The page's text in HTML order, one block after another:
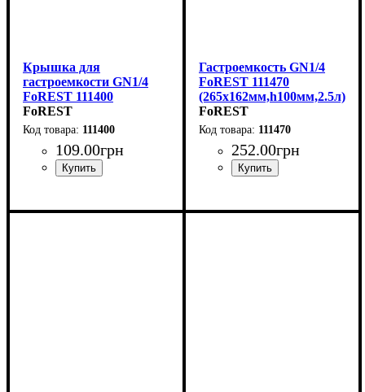
Крышка для
гастроемкости GN1/4
FoREST 111400
(265х162мм)
FoREST
111400
109.00грн
Гастроемкость GN1/4
FoREST 111470
(265х162мм,h100мм,2.5л)
FoREST
111470
252.00грн